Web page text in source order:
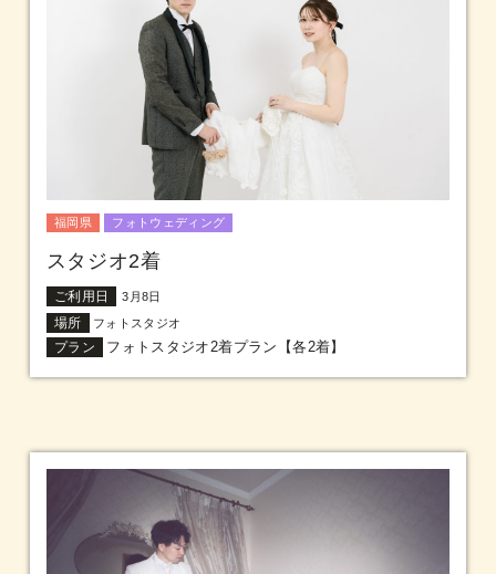
福岡県 フォトウェディング
スタジオ2着
ご利用日 3月8日
場所 フォトスタジオ
プラン フォトスタジオ2着プラン【各2着】